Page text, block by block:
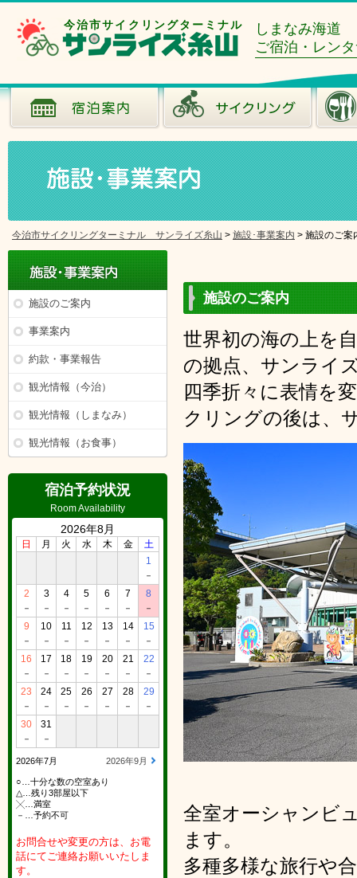
今治市サイクリングターミナル
しまなみ海道
ご宿泊・レン
今治市サイクリングターミナル サンライズ糸山 > 施設･事業案内 > 施設のご案
施設のご案内
事業案内
約款・事業報告
観光情報（今治）
観光情報（しまなみ）
観光情報（お食事）
宿泊予約状況
Room Availability
2026年8月
日 月 火 水 木 金
土
1
－
2
－
3
－
4
－
5
－
6
－
7
－
8
－
9
－
10
－
11
－
12
－
13
－
14
－
15
－
16
－
17
－
18
－
19
－
20
－
21
－
22
－
23
－
24
－
25
－
26
－
27
－
28
－
29
－
30
－
31
－
2026年7月 2026年9月
○…十分な数の空室あり
△…残り3部屋以下
╳…満室
－…予約不可
お問合せや変更の方は、お電
話にてご連絡お願いいたしま
す。
施設のご案内
世界初の海の上を
の拠点、サンライ
四季折々に表情を
クリングの後は、
全室オーシャンビ
ます。
多種多様な旅行や